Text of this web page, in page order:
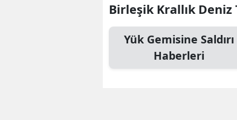
Birleşik Krallık
Yük Gemisine Saldırı
Haberleri